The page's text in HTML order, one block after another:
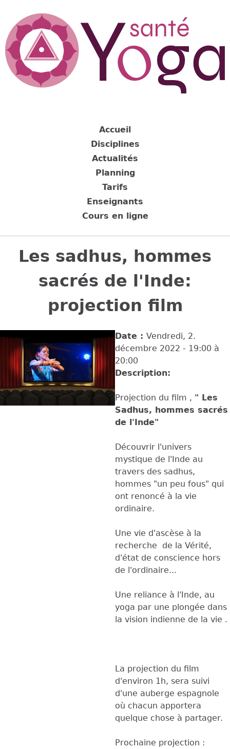
navigation
Back
Les sadhus, hommes
sacrés de l'Inde:
projection film
Date : Vendredi, 2.
décembre 2022 - 19:00 à
20:00
Description:
Projection du film , " Les
Sadhus, hommes sacrés
de l'Inde"
Découvrir l'univers
mystique de l'Inde au
travers des sadhus,
hommes "un peu fous" qui
ont renoncé à la vie
ordinaire.
Une vie d'ascèse à la
recherche de la Vérité,
d'état de conscience hors
de l'ordinaire...
Une reliance à l'Inde, au
yoga par une plongée dans
la vision indienne de la vie .
La projection du film
d'environ 1h, sera suivi
d'une auberge espagnole
où chacun apportera
quelque chose à partager.
Prochaine projection :
Accueil
Disciplines
Actualités
Planning
Tarifs
Enseignants
Cours en ligne